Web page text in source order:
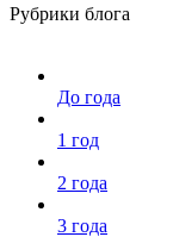
Рубрики блога
До года
1 год
2 года
3 года